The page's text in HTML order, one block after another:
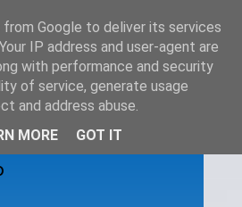
Google to deliver its services
IP address and user-agent are
with performance and security
of service, generate usage
and address abuse.
MORE
GOT IT